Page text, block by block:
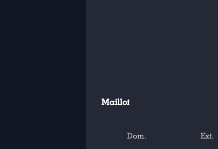
Maillot
Dom. Ext.